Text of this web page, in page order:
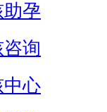
孕
询
中心